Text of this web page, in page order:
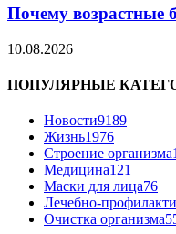
Почему возрастные
10.08.2026
ПОПУЛЯРНЫЕ
Новости9189
Жизнь1976
Строение организма
Медицина121
Маски для лица76
Лечебно-
Очистка организма